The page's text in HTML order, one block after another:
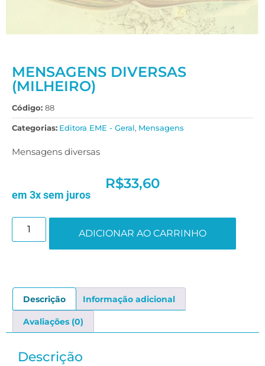
MENSAGENS DIVERSAS
(MILHEIRO)
Código: 88
Categorias: Editora EME - Geral, Mensagens
Mensagens diversas
R$33,60
em 3x sem juros
ADICIONAR AO CARRINHO
Descrição Informação adicional
Avaliações (0)
Descrição